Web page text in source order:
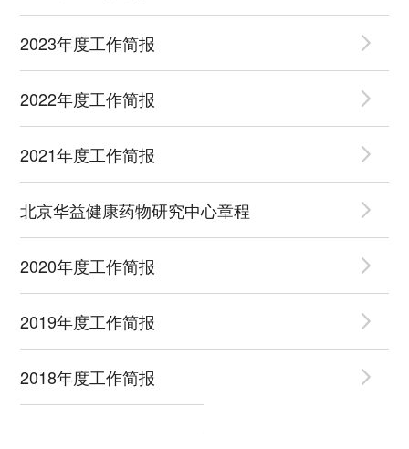
2023年度工作简报
2022年度工作简报
2021年度工作简报
北京华益健康药物研究中心章程
2020年度工作简报
2019年度工作简报
2018年度工作简报